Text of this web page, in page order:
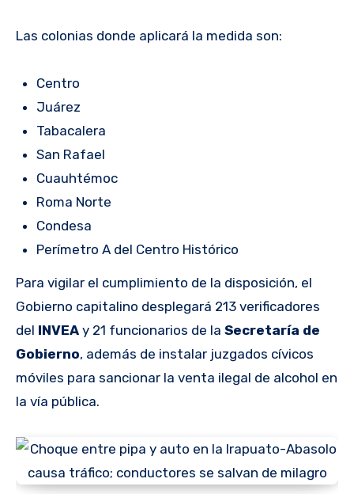
Las colonias donde aplicará la medida son:
Centro
Juárez
Tabacalera
San Rafael
Cuauhtémoc
Roma Norte
Condesa
Perímetro A del Centro Histórico
Para vigilar el cumplimiento de la disposición, el
Gobierno capitalino desplegará 213 verificadores
del INVEA y 21 funcionarios de la Secretaría de
Gobierno, además de instalar juzgados cívicos
móviles para sancionar la venta ilegal de alcohol en
la vía pública.